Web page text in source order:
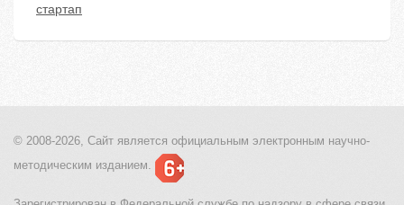
стартап
© 2008-2026, Сайт является официальным электронным научно-
методическим изданием.